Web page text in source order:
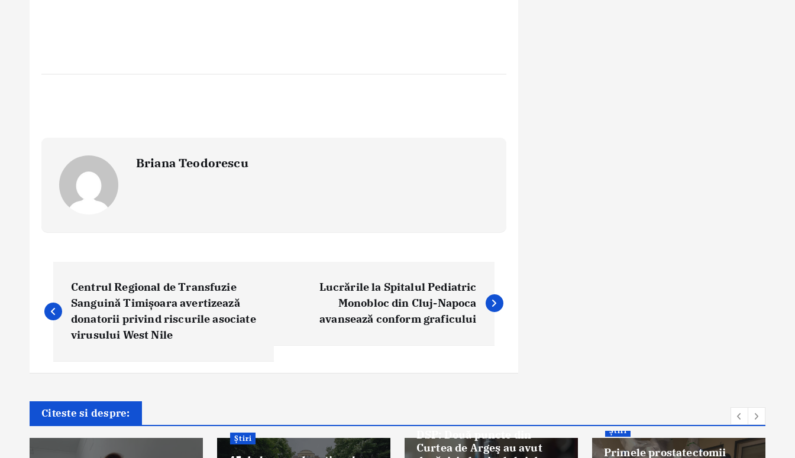
Briana Teodorescu
s
t
v
g
a
Centrul Regional de Transfuzie
Sanguină Timișoara avertizează
donatorii privind riscurile asociate
virusului West Nile
Lucrările la Spitalul Pediatric
Monobloc din Cluj-Napoca
avansează conform graficului
Citeste si despre:
Știri
DSP: Două puncte din
Curtea de Argeş au avut
Știri
Primele prostatectomii